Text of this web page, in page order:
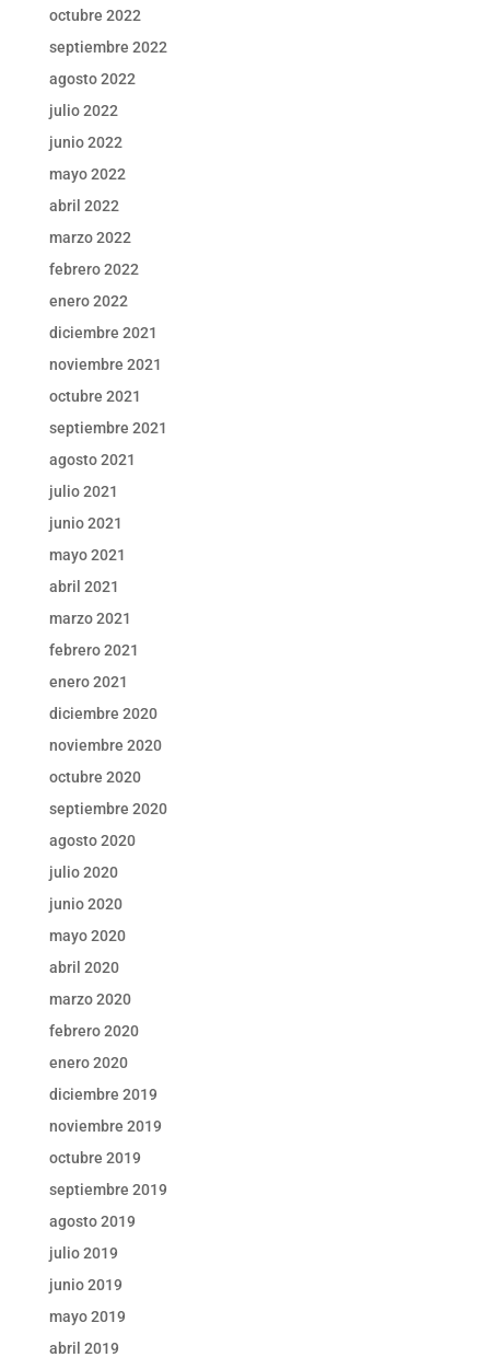
octubre 2022
septiembre 2022
agosto 2022
julio 2022
junio 2022
mayo 2022
abril 2022
marzo 2022
febrero 2022
enero 2022
diciembre 2021
noviembre 2021
octubre 2021
septiembre 2021
agosto 2021
julio 2021
junio 2021
mayo 2021
abril 2021
marzo 2021
febrero 2021
enero 2021
diciembre 2020
noviembre 2020
octubre 2020
septiembre 2020
agosto 2020
julio 2020
junio 2020
mayo 2020
abril 2020
marzo 2020
febrero 2020
enero 2020
diciembre 2019
noviembre 2019
octubre 2019
septiembre 2019
agosto 2019
julio 2019
junio 2019
mayo 2019
abril 2019